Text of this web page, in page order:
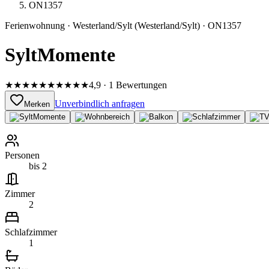
ON1357
Ferienwohnung · Westerland/Sylt (Westerland/Sylt) · ON1357
SyltMomente
★★★★★★★★★★4,9 · 1 Bewertungen
Merken Unverbindlich anfragen
Personen
bis 2
Zimmer
2
Schlafzimmer
1